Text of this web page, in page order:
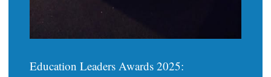
Education Leaders Awards 2025: